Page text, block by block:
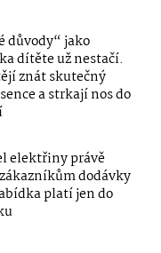
důvody“ jako
dítěte už nestačí.
znát skutečný
a strkají nos do
elektřiny právě
dodávky
platí jen do